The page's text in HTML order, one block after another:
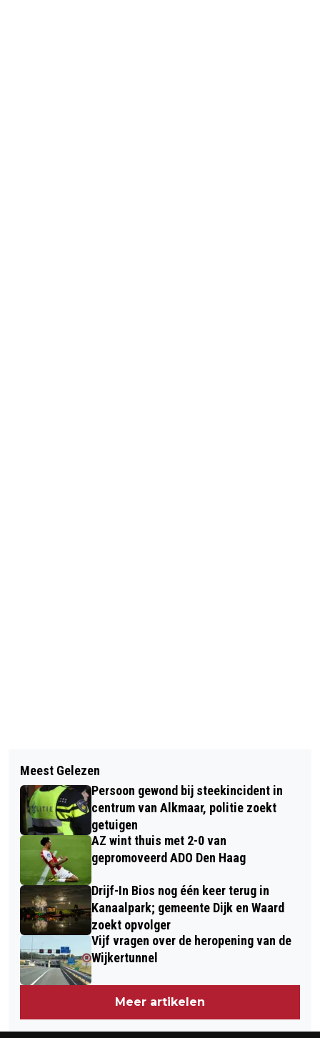
CANDY DULFER TERUG IN ALKMAAR
MET AMEREIKAANSE SPECIAL
GUESTS
KOMENDE MAANDAG OPEN DAG MBO
VONK
Meest Gelezen
Persoon gewond bij steekincident in
centrum van Alkmaar, politie zoekt
getuigen
AZ wint thuis met 2-0 van
gepromoveerd ADO Den Haag
Drijf-In Bios nog één keer terug in
Kanaalpark; gemeente Dijk en Waard
zoekt opvolger
Vijf vragen over de heropening van de
Wijkertunnel
Meer artikelen